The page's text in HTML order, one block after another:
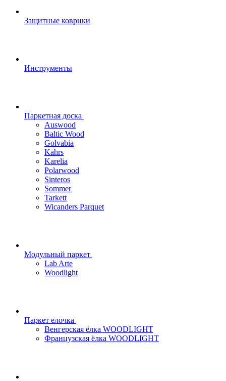
Защитные коврики
Инструменты
Паркетная доска
Auswood
Baltic Wood
Golvabia
Kahrs
Karelia
Polarwood
Sinteros
Sommer
Tarkett
Wicanders Parquet
Модульный паркет
Lab Arte
Woodlight
Паркет елочка
Венгерская ёлка WOODLIGHT
Французская ёлка WOODLIGHT